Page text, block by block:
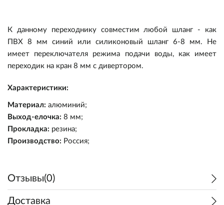
К данному переходнику совместим любой шланг - как
ПВХ 8 мм синий или силиконовый шланг 6-8 мм. Не
имеет переключателя режима подачи воды, как имеет
переходик на кран 8 мм с дивертором.
Характеристики:
Материал: алюминий;
Выход-елочка: 8 мм;
Прокладка: резина;
Производство: Россия;
Отзывы(0)
Доставка
Экстракты
Хмель
Измерение
Розлив и хранение
Дрожжи
Экстракты
Варка и брожение
Измерение
Консервирование
Коптильни
Виноделие
Квас/Лимонад
Акции
Уценка